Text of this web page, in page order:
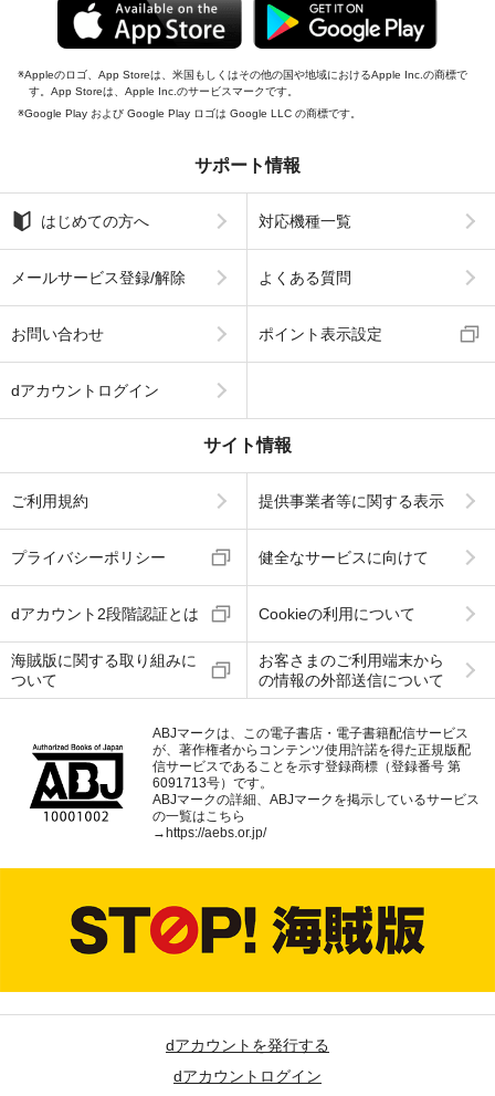
Appleのロゴ、App Storeは、米国もしくはその他の国や地域におけるApple Inc.の商標で
す。App Storeは、Apple Inc.のサービスマークです。
Google Play および Google Play ロゴは Google LLC の商標です。
サポート情報
はじめての方へ 対応機種一覧
メールサービス登録/解除 よくある質問
お問い合わせ ポイント表示設定
dアカウントログイン
サイト情報
ご利用規約 提供事業者等に関する表示
プライバシーポリシー 健全なサービスに向けて
dアカウント2段階認証とは Cookieの利用について
海賊版に関する取り組みに
ついて
お客さまのご利用端末から
の情報の外部送信について
ABJマークは、この電子書店・電子書籍配信サービス
が、著作権者からコンテンツ使用許諾を得た正規版配
信サービスであることを示す登録商標（登録番号 第
6091713号）です。
ABJマークの詳細、ABJマークを掲示しているサービス
の一覧はこちら
→https://aebs.or.jp/
dアカウントを発行する
dアカウントログイン